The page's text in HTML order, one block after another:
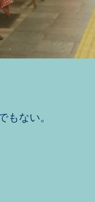
もない。